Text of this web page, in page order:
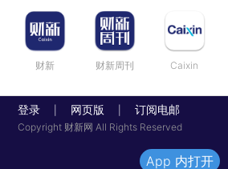
财新 财新周刊 Caixin
登录 网页版 订阅电邮
Copyright 财新网 All Rights Reserved
App 内打开